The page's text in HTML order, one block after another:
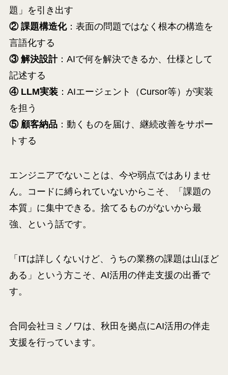
題」を引き出す
② 課題構造化：表面の問題ではなく根本の構造を
言語化する
③ 解決設計：AIで何を解決できるか、仕様として
記述する
④ LLM実装：AIエージェント（Cursor等）が実装
を担う
⑤ 顧客納品：動くものを届け、継続改善をサポー
トする
エンジニアでないことは、今や弱点ではありませ
ん。コードに縛られていないからこそ、「課題の
本質」に集中できる。捨てるものがないから最
強、という話です。
「ITは詳しくないけど、うちの業務の課題は山ほど
ある」という方こそ、AI活用の伴走支援の出番で
す。
合同会社ヨミノワは、秋田を拠点にAI活用の伴走
支援を行っています。